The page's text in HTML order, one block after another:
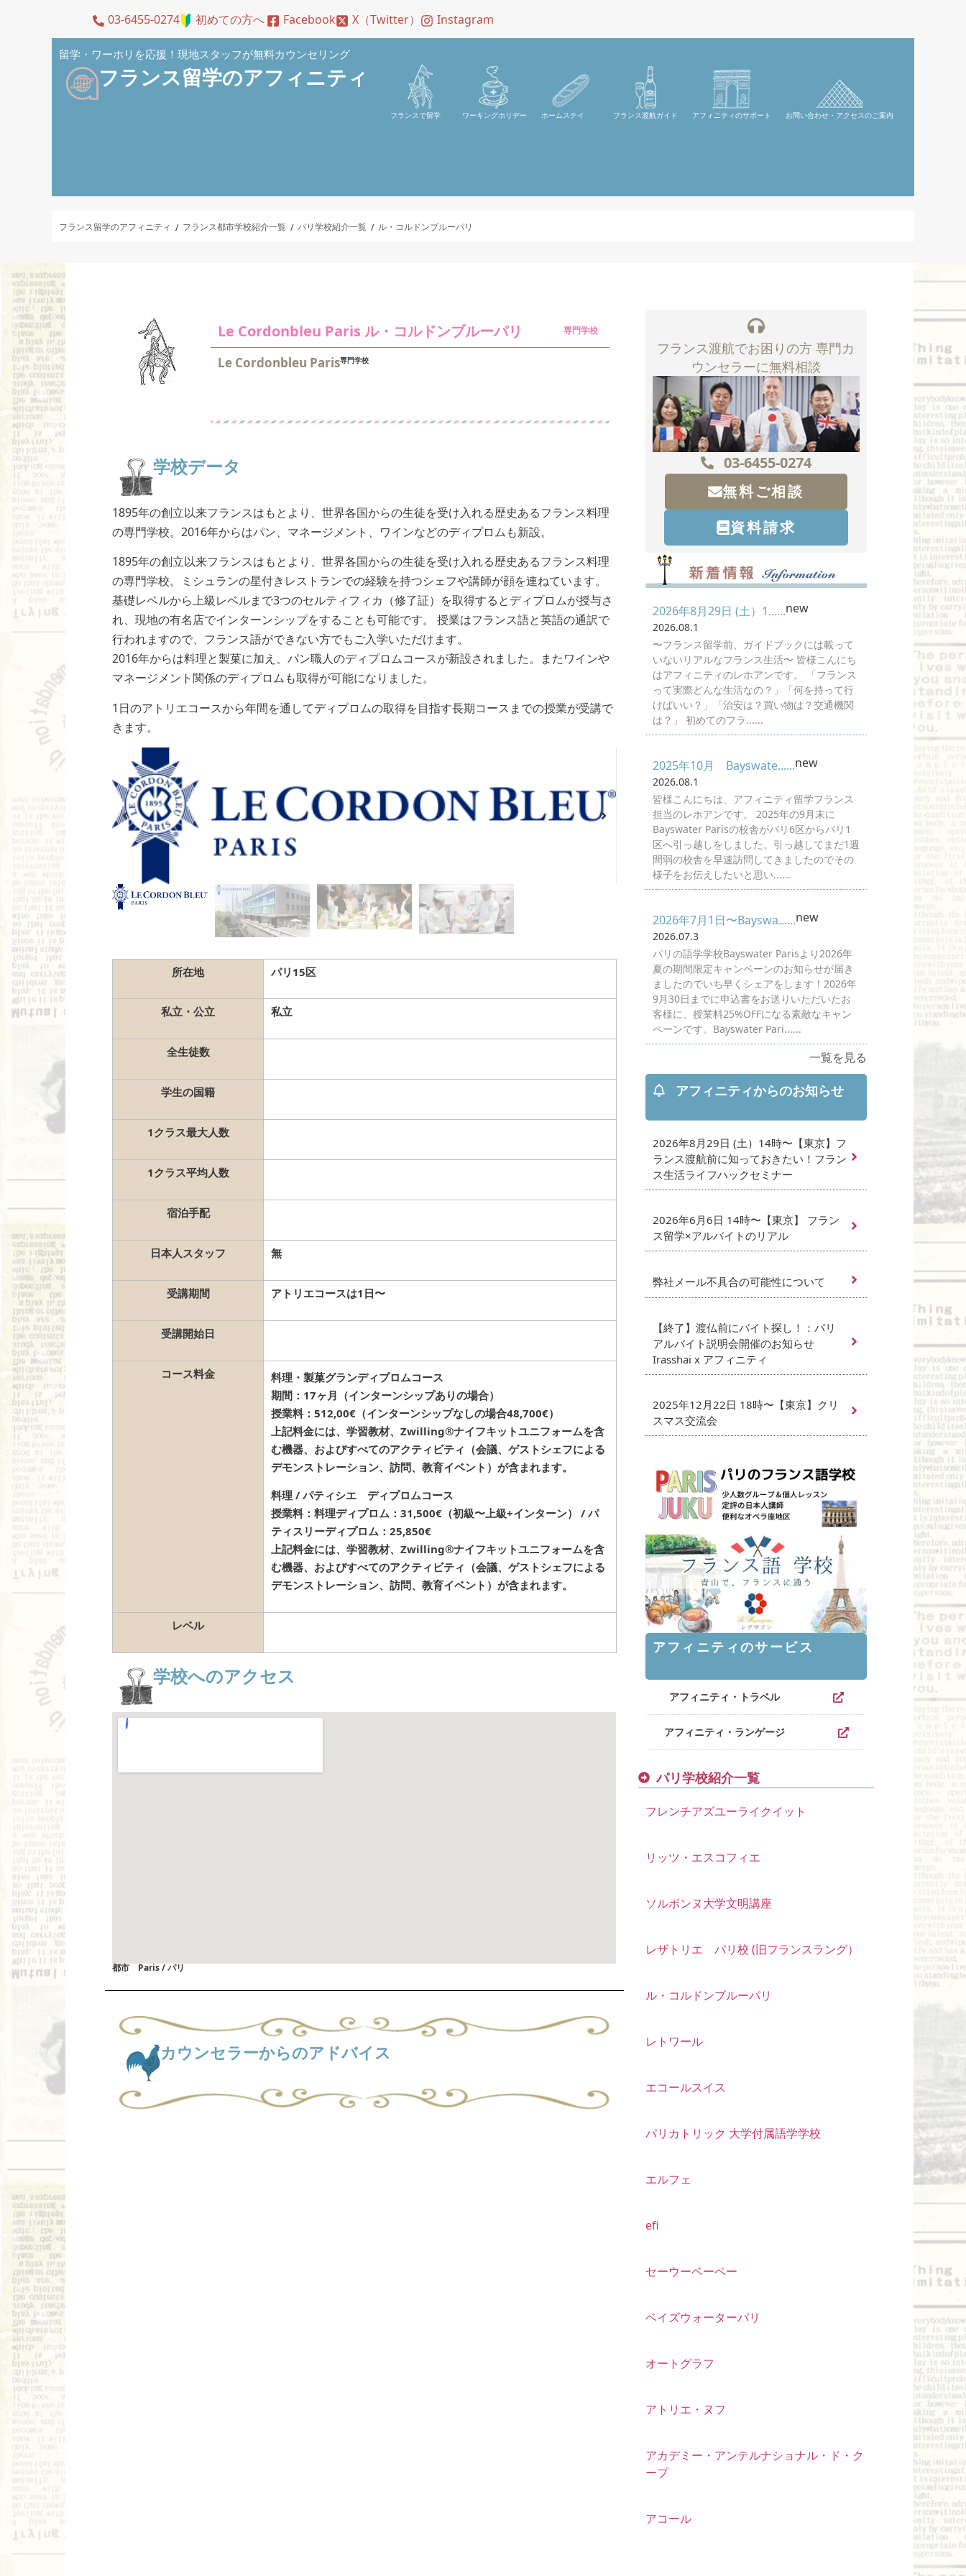
03-6455-0274 初めての方へ Facebook X（Twitter） Instagram
留学・ワーホリを応援！現地スタッフが無料カウンセリング
フランス留学のアフィニティ
フランスで留学 ワーキングホリデー ホームステイ フランス渡航ガイド アフィニティのサポート お問い合わせ・アクセスのご案内
フランス留学のアフィニティ / フランス都市学校紹介一覧 / パリ学校紹介一覧 / ル・コルドンブルーパリ
Le Cordonbleu Paris ル・コルドンブルーパリ 専門学校
Le Cordonbleu Paris専門学校
学校データ
1895年の創立以来フランスはもとより、世界各国からの生徒を受け入れる歴史あるフランス料理
の専門学校。2016年からはパン、マネージメント、ワインなどのディプロムも新設。
1895年の創立以来フランスはもとより、世界各国からの生徒を受け入れる歴史あるフランス料理
の専門学校。ミシュランの星付きレストランでの経験を持つシェフや講師が顔を連ねています。
基礎レベルから上級レベルまで3つのセルティフィカ（修了証）を取得するとディプロムが授与さ
れ、現地の有名店でインターンシップをすることも可能です。 授業はフランス語と英語の通訳で
行われますので、フランス語ができない方でもご入学いただけます。
2016年からは料理と製菓に加え、パン職人のディプロムコースが新設されました。またワインや
マネージメント関係のディプロムも取得が可能になりました。
1日のアトリエコースから年間を通してディプロムの取得を目指す長期コースまでの授業が受講で
きます。
所在地 パリ15区
私立・公立 私立
全生徒数
学生の国籍
1クラス最大人数
1クラス平均人数
宿泊手配
日本人スタッフ 無
受講期間 アトリエコースは1日〜
受講開始日
コース料金
料理・製菓グランディプロムコース
期間： 17ヶ月（インターンシップありの場合）
授業料： 512,00€（インターンシップなしの場合48,700€）
上記料金には、学習教材、Zwilling®ナイフキットユニフォームを含
む機器、およびすべてのアクティビティ（会議、ゲストシェフによる
デモンストレーション、訪問、教育イベント）が含まれます。
料理 / パティシエ ディプロムコース
授業料：料理ディプロム：31,500€（初級〜上級+インターン） / パ
ティスリーディプロム：25,850€
上記料金には、学習教材、Zwilling®ナイフキットユニフォームを含
む機器、およびすべてのアクティビティ（会議、ゲストシェフによる
デモンストレーション、訪問、教育イベント）が含まれます。
レベル
学校へのアクセス
都市 Paris / パリ
カウンセラーからのアドバイス
フランス渡航でお困りの方 専門カ
ウンセラーに無料相談
03-6455-0274
無料ご相談
資料請求
2026年8月29日 (土）1......new
2026.08.1
〜フランス留学前、ガイドブックには載って
いないリアルなフランス生活〜 皆様こんにち
はアフィニティのレホアンです。 「フランス
って実際どんな生活なの？」「何を持って行
けばいい？」「治安は？買い物は？交通機関
は？」 初めてのフラ......
2025年10月 Bayswate......new
2026.08.1
皆様こんにちは、アフィニティ留学フランス
担当のレホアンです。 2025年の9月末に
Bayswater Parisの校舎がパリ6区からパリ1
区へ引っ越しをしました。引っ越してまだ1週
間弱の校舎を早速訪問してきましたのでその
様子をお伝えしたいと思い......
2026年7月1日〜Bayswa......new
2026.07.3
パリの語学学校Bayswater Parisより2026年
夏の期間限定キャンペーンのお知らせが届き
ましたのでいち早くシェアをします！2026年
9月30日までに申込書をお送りいただいたお
客様に、授業料25%OFFになる素敵なキャン
ペーンです。Bayswater Pari......
一覧を見る
アフィニティからのお知らせ
2026年8月29日 (土）14時〜【東京】フ
ランス渡航前に知っておきたい！フラン
ス生活ライフハックセミナー
2026年6月6日 14時〜【東京】 フラン
ス留学×アルバイトのリアル
弊社メール不具合の可能性について
【終了】渡仏前にバイト探し！：パリ
アルバイト説明会開催のお知らせ
Irasshai x アフィニティ
2025年12月22日 18時〜【東京】クリ
スマス交流会
アフィニティのサービス
アフィニティ・トラベル
アフィニティ・ランゲージ
パリ学校紹介一覧
フレンチアズユーライクイット
リッツ・エスコフィエ
ソルボンヌ大学文明講座
レザトリエ パリ校 (旧フランスラング）
ル・コルドンブルーパリ
レトワール
エコールスイス
パリカトリック 大学付属語学学校
エルフェ
efi
セーウーベーペー
ベイズウォーターパリ
オートグラフ
アトリエ・ヌフ
アカデミー・アンテルナショナル・ド・ク
ープ
アコール